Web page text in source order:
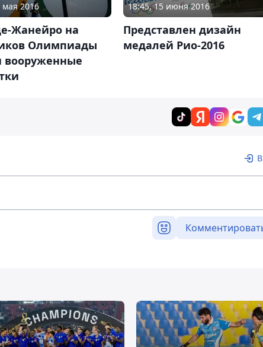
мая 2016
Жанейро на
Олимпиады
вооруженные
18:45, 15 июня 2016
Представлен дизайн
медалей Рио-2016